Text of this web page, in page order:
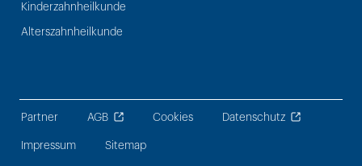
Kinderzahnheilkunde
Alterszahnheilkunde
Partner AGB Cookies Datenschutz
Impressum Sitemap